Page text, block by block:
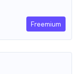
Freemium